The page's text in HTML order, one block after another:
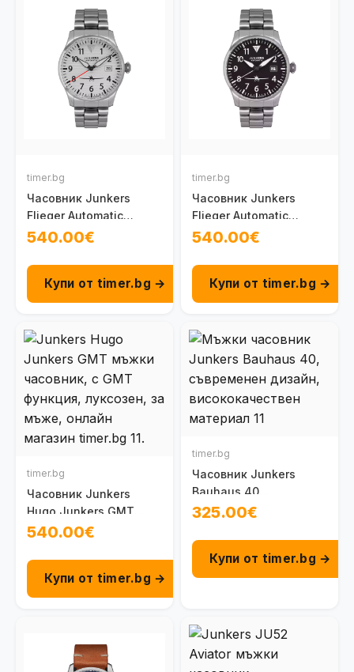
timer.bg
Часовник Junkers
Flieger Automatic
100095801031
540.00€
Купи от timer.bg →
timer.bg
Часовник Junkers
Flieger Automatic
100095801021
540.00€
Купи от timer.bg →
timer.bg
Часовник Junkers
Hugo Junkers GMT
100095804080
540.00€
Купи от timer.bg →
timer.bg
Часовник Junkers
Bauhaus 40
100091301020
325.00€
Купи от timer.bg →